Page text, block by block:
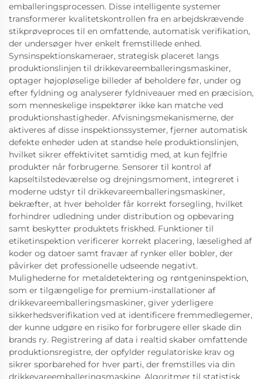
emballeringsprocessen. Disse intelligente systemer
transformerer kvalitetskontrollen fra en arbejdskrævende
stikprøveproces til en omfattende, automatisk verifikation,
der undersøger hver enkelt fremstillede enhed.
Synsinspektionskameraer, strategisk placeret langs
produktionslinjen til drikkevareemballeringsmaskiner,
optager højopløselige billeder af beholdere før, under og
efter fyldning og analyserer fyldniveauer med en præcision,
som menneskelige inspektører ikke kan matche ved
produktionshastigheder. Afvisningsmekanismerne, der
aktiveres af disse inspektionssystemer, fjerner automatisk
defekte enheder uden at standse hele produktionslinjen,
hvilket sikrer effektivitet samtidig med, at kun fejlfrie
produkter når forbrugerne. Sensorer til kontrol af
kapseltilstedeværelse og drejningsmoment, integreret i
moderne udstyr til drikkevareemballeringsmaskiner,
bekræfter, at hver beholder får korrekt forsegling, hvilket
forhindrer udledning under distribution og opbevaring
samt beskytter produktets friskhed. Funktioner til
etiketinspektion verificerer korrekt placering, læselighed af
koder og datoer samt fravær af rynker eller bobler, der
påvirker det professionelle udseende negativt.
Mulighederne for metaldetektering og røntgeninspektion,
som er tilgængelige for premium-installationer af
drikkevareemballeringsmaskiner, giver yderligere
sikkerhedsverifikation ved at identificere fremmedlegemer,
der kunne udgøre en risiko for forbrugere eller skade din
brands ry. Registrering af data i realtid skaber omfattende
produktionsregistre, der opfylder regulatoriske krav og
sikrer sporbarehed for hver parti, der fremstilles via din
drikkevareemballeringsmaskine. Algoritmer til statistisk